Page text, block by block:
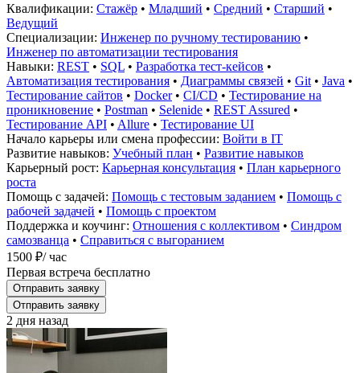
Квалификации: Стажёр • Младший • Средний • Старший •
Ведущий
Специализации: Инженер по ручному тестированию •
Инженер по автоматизации тестирования
Навыки: REST • SQL • Разработка тест-кейсов •
Автоматизация тестирования • Диаграммы связей • Git • Java •
Тестирование сайтов • Docker• CI/CD • Тестирование на
проникновение • Postman • Selenide • REST Assured •
Тестирование API • Allure • Тестирование UI
Начало карьеры или смена профессии: Войти в IT
Развитие навыков: Учебный план • Развитие навыков
Карьерный рост: Карьерная консультация • План карьерного
роста
Помощь с задачей: Помощь с тестовым заданием • Помощь с
рабочей задачей • Помощь с проектом
Поддержка и коучинг: Отношения с коллективом • Синдром
самозванца • Справиться с выгоранием
1500 ₽/ час
Первая встреча бесплатно
Отправить заявку
Отправить заявку
2 дня назад